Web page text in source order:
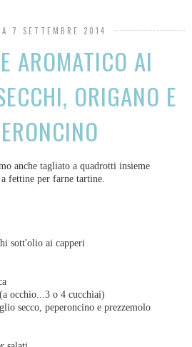
7 SETTEMBRE 2014
AROMATICO AI
ORIGANO E
anche tagliato a quadrotti insieme
fettine per farne tartine.
sott'olio ai capperi
occhio...3 o 4 cucchiai)
secco, peperoncino e prezzemolo